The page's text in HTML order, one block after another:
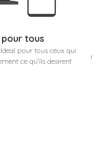
tous
pour tous ceux qui
ce qu'ils desirent